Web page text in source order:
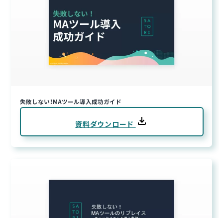
失敗しない！MAツール導入成功ガイド
資料ダウンロード